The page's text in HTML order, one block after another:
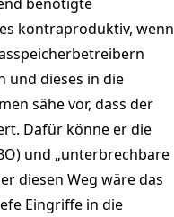
kontraproduktiv, wenn
und dieses in die
sähe vor, dass der
Dafür könne er die
und „unterbrechbare
diesen Weg wäre das
Eingriffe in die